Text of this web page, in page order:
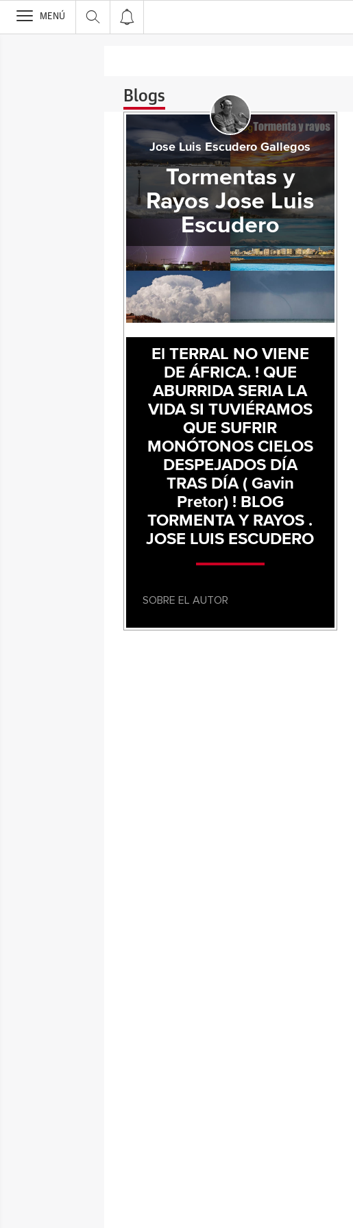
>
MENÚ
Blogs
Jose Luis Escudero Gallegos
Tormentas y
Rayos Jose Luis
Escudero
El TERRAL NO VIENE
DE ÁFRICA. ! QUE
ABURRIDA SERIA LA
VIDA SI TUVIÉRAMOS
QUE SUFRIR
MONÓTONOS CIELOS
DESPEJADOS DÍA
TRAS DÍA ( Gavin
Pretor) ! BLOG
TORMENTA Y RAYOS .
JOSE LUIS ESCUDERO
SOBRE EL AUTOR